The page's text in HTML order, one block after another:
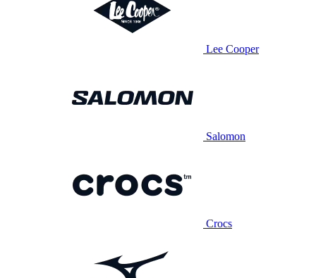
Lee Cooper
Salomon
Crocs